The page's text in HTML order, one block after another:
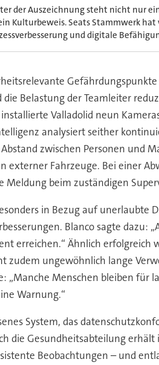
der Auszeichnung steht nicht nur
Kulturbeweis. Seats Stammwerk
und digitale
Belastung der Teamleiter
Valladolid neun
analysiert seither
zwischen Personen und
externer Fahrzeuge. Bei einer
Meldung beim zuständigen
in Bezug auf
Blanco sagte
erreichen.“ Ähnlich
zudem ungewöhnlich lange
„Manche Menschen bleiben
Warnung.“
System, das
die Gesundheitsabteilung
Beobachtungen – und